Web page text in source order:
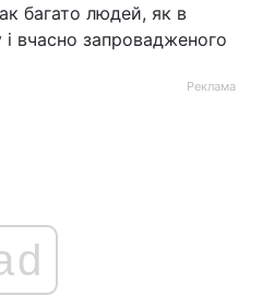
багато людей, як в
і вчасно запровадженого
Реклама